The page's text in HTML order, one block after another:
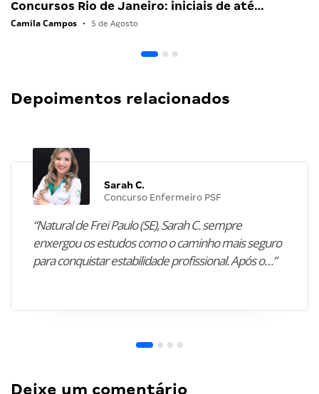
Concursos Rio de Janeiro: iniciais de até…
Camila Campos • 5 de Agosto
Depoimentos relacionados
Sarah C.
Concurso Enfermeiro PSF
“Natural de Frei Paulo (SE), Sarah C. sempre
enxergou os estudos como o caminho mais seguro
para conquistar estabilidade profissional. Após o…”
Deixe um comentário